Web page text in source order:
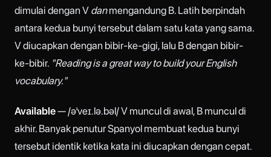
dimulai dengan V danmengandung B. Latih berpindah
antara kedua bunyi tersebut dalam satu kata yang sama.
V diucapkan dengan bibir-ke-gigi, lalu B dengan bibir-
ke-bibir. "Reading is a great way to build your English
vocabulary."
Available— /əˈveɪ.lə.bəl/ V muncul di awal, B muncul di
akhir. Banyak penutur Spanyol membuat kedua bunyi
tersebut identik ketika kata ini diucapkan dengan cepat.